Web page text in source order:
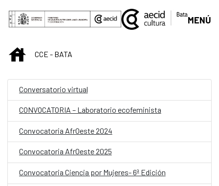
Skip to Main Content
MENÚ
INICIOCCE - BATA
Conversatorio virtual
CONVOCATORIA – Laboratorio ecofeminista
Convocatoria AfrOeste 2024
Convocatoria AfrOeste 2025
Convocatoria Ciencia por Mujeres- 6ª Edición